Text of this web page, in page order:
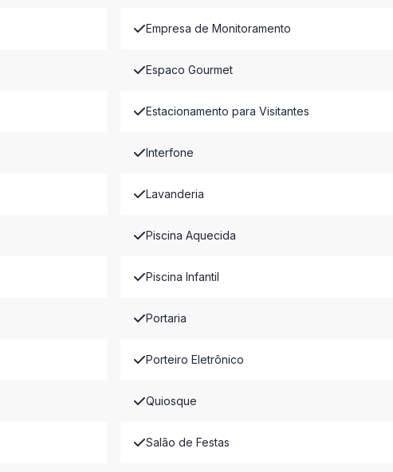
Empresa de Monitoramento
Espaco Gourmet
Estacionamento para Visitantes
Interfone
Lavanderia
Piscina Aquecida
Piscina Infantil
Portaria
Porteiro Eletrônico
Quiosque
Salão de Festas